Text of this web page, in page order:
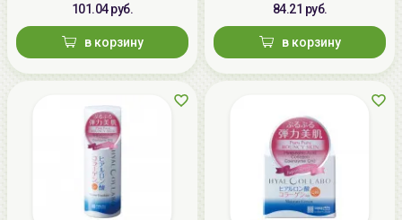
101.04 руб.
в корзину
84.21 руб.
в корзину